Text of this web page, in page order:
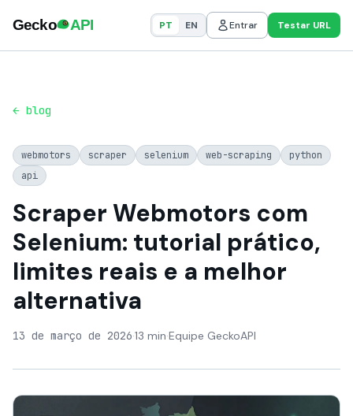
PT EN Entrar Testar URL
← blog
webmotors scraper selenium web-scraping
python
api
Scraper Webmotors com
Selenium: tutorial prático,
limites reais e a melhor
alternativa
13 de março de 2026·13 min·Equipe GeckoAPI